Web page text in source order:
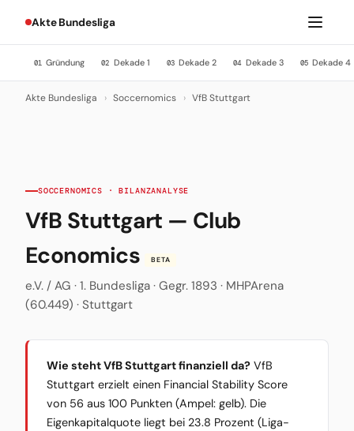
Akte Bundesliga
01 Gründung 02 Dekade 1 03 Dekade 2 04 Dekade 3 05 Dekade 4
Akte Bundesliga › Soccernomics › VfB Stuttgart
SOCCERNOMICS · BILANZANALYSE
VfB Stuttgart — Club
Economics
BETA
e.V. / AG · 1. Bundesliga · Gegr. 1893 · MHPArena
(60.449) · Stuttgart
Wie steht VfB Stuttgart finanziell da? VfB
Stuttgart erzielt einen Financial Stability Score
von 56 aus 100 Punkten (Ampel: gelb). Die
Eigenkapitalquote liegt bei 23.8 Prozent (Liga-